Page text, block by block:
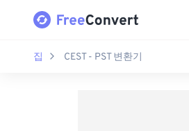
집 CEST - PST 변환기